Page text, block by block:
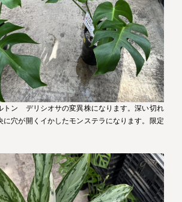
ン デリシオサの変異株になります。深い切れ
に穴が開くイかしたモンステラになります。限定